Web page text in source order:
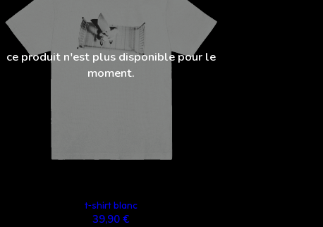
ce produit n'est plus disponible pour le
moment.
t-shirt blanc
39,90 €